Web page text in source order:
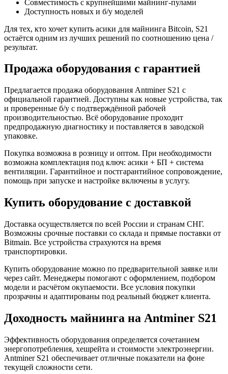
Совместимость с крупнейшими майнинг-пулами
Доступность новых и б/у моделей
Для тех, кто хочет купить асики для майнинга Bitcoin, S21
остаётся одним из лучших решений по соотношению цена /
результат.
Продажа оборудования с гарантией
Предлагается продажа оборудования Antminer S21 с
официальной гарантией. Доступны как новые устройства, так
и проверенные б/у с подтверждённой рабочей
производительностью. Всё оборудование проходит
предпродажную диагностику и поставляется в заводской
упаковке.
Покупка возможна в розницу и оптом. При необходимости
возможна комплектация под ключ: асики + БП + система
вентиляции. Гарантийное и постгарантийное сопровождение,
помощь при запуске и настройке включены в услугу.
Купить оборудование с доставкой
Доставка осуществляется по всей России и странам СНГ.
Возможны срочные поставки со склада и прямые поставки от
Bitmain. Все устройства страхуются на время
транспортировки.
Купить оборудование можно по предварительной заявке или
через сайт. Менеджеры помогают с оформлением, подбором
модели и расчётом окупаемости. Все условия покупки
прозрачны и адаптированы под реальный бюджет клиента.
Доходность майнинга на Antminer S21
Эффективность оборудования определяется сочетанием
энергопотребления, хешрейта и стоимости электроэнергии.
Antminer S21 обеспечивает отличные показатели на фоне
текущей сложности сети.